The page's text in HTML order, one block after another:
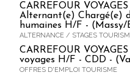
CARREFOUR VOYAGES
Alternant(e) Chargé(e)
humaines H/F - (Massy/
ALTERNANCE / STAGES
CARREFOUR
voyages H/F - CDD -
OFFRES D'EMPLOI TOURISME